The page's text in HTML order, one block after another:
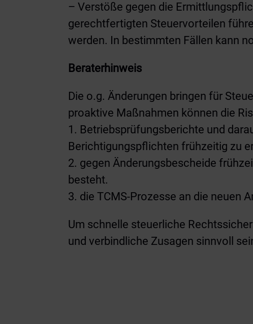
– Verstöße gegen die
gerechtfertigten Steuervorteilen
werden. In bestimmten Fällen kann
Beraterhinweis
Die o.g. Änderungen bringen für
proaktive Maßnahmen können die
1. Betriebsprüfungsberichte und
Berichtigungspflichten frühzeitig zu
2. gegen Änderungsbescheide
besteht.
3. die TCMS-Prozesse an die neuen
Um schnelle steuerliche
und verbindliche Zusagen sinnvoll